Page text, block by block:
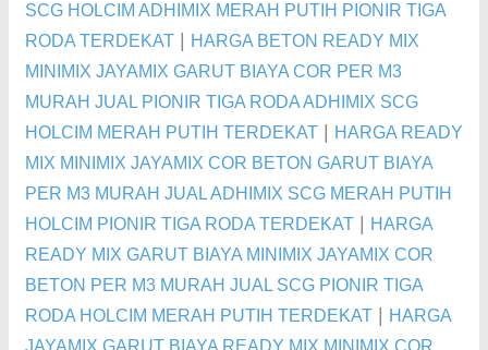
SCG HOLCIM ADHIMIX MERAH PUTIH PIONIR TIGA
RODA TERDEKAT
HARGA BETON READY MIX
MINIMIX JAYAMIX GARUT BIAYA COR PER M3
MURAH JUAL PIONIR TIGA RODA ADHIMIX SCG
HOLCIM MERAH PUTIH TERDEKAT
HARGA READY
MIX MINIMIX JAYAMIX COR BETON GARUT BIAYA
PER M3 MURAH JUAL ADHIMIX SCG MERAH PUTIH
HOLCIM PIONIR TIGA RODA TERDEKAT
HARGA
READY MIX GARUT BIAYA MINIMIX JAYAMIX COR
BETON PER M3 MURAH JUAL SCG PIONIR TIGA
RODA HOLCIM MERAH PUTIH TERDEKAT
HARGA
JAYAMIX GARUT BIAYA READY MIX MINIMIX COR